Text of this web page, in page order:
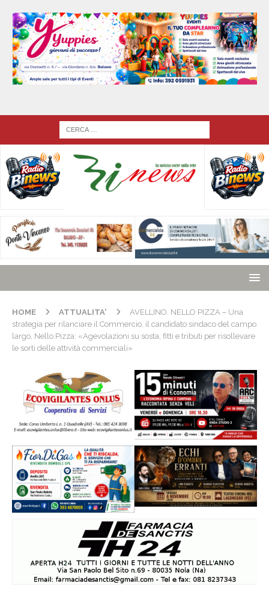
HOME ATTUALITA'
AVELLINO. NELLO PIZZA – Una
strategia per rilanciare il Commercio, il candidato sindaco del campo
largo, Nello Pizza: «Agevolazioni su sosta, fitti e tributi per risollevare
le sorti delle attività commerciali»